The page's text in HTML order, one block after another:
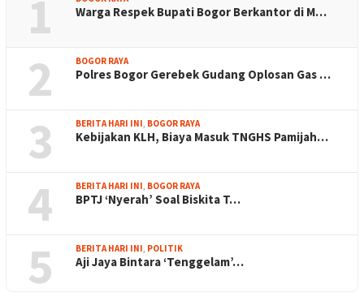
1 Warga Respek Bupati Bogor Berkantor di M…
2 BOGOR RAYA
Polres Bogor Gerebek Gudang Oplosan Gas …
3 BERITA HARI INI BOGOR RAYA
Kebijakan KLH, Biaya Masuk TNGHS Pamijah…
4 BERITA HARI INI BOGOR RAYA
BPTJ ‘Nyerah’ Soal Biskita T…
5 BERITA HARI INI POLITIK
Aji Jaya Bintara ‘Tenggelam’…